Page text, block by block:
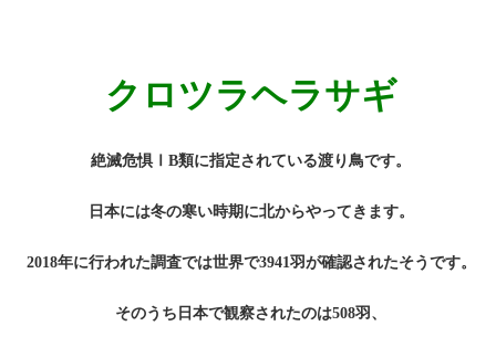
クロツラヘラサギ
絶滅危惧ⅠB類に指定されている渡り鳥です。
日本には冬の寒い時期に北からやってきます。
2018年に行われた調査では世界で3941羽が確認されたそうです。
そのうち日本で観察されたのは508羽、